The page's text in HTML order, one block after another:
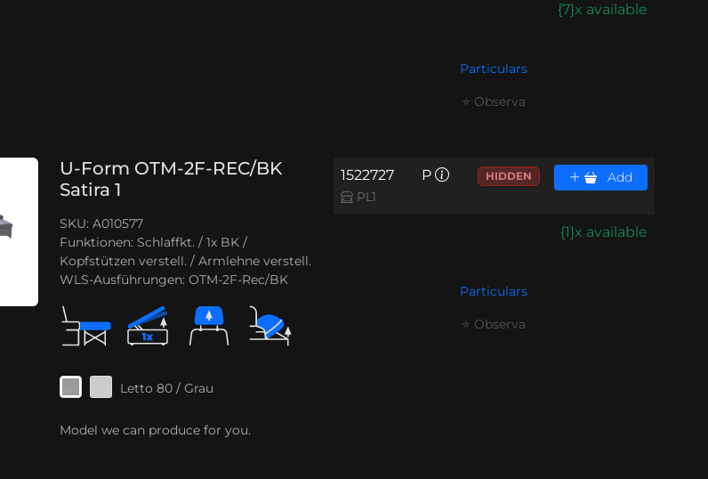
{7}x available
Particulars
⭐ Observa
U-Form OTM-2F-REC/BK
Satira 1
SKU: A010577
Funktionen: Schlaffkt. / 1x BK /
Kopfstützen verstell. / Armlehne verstell.
WLS-Ausführungen: OTM-2F-Rec/BK
Letto 80 / Grau
Model we can produce for you.
1522727
PL1
P HIDDEN Add
{1}x available
Particulars
⭐ Observa